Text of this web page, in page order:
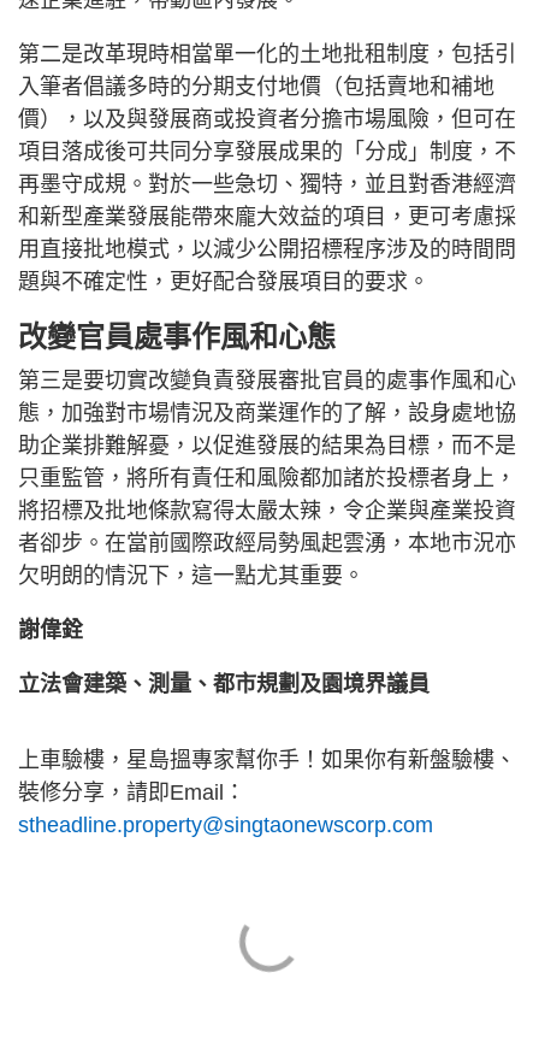
第二是改革現時相當單一化的土地批租制度，包括引
入筆者倡議多時的分期支付地價（包括賣地和補地
價），以及與發展商或投資者分擔市場風險，但可在
項目落成後可共同分享發展成果的「分成」制度，不
再墨守成規。對於一些急切、獨特，並且對香港經濟
和新型產業發展能帶來龐大效益的項目，更可考慮採
用直接批地模式，以減少公開招標程序涉及的時間問
題與不確定性，更好配合發展項目的要求。
改變官員處事作風和心態
第三是要切實改變負責發展審批官員的處事作風和心
態，加強對市場情況及商業運作的了解，設身處地協
助企業排難解憂，以促進發展的結果為目標，而不是
只重監管，將所有責任和風險都加諸於投標者身上，
將招標及批地條款寫得太嚴太辣，令企業與產業投資
者卻步。在當前國際政經局勢風起雲湧，本地市況亦
欠明朗的情況下，這一點尤其重要。
謝偉銓
立法會建築、測量、都市規劃及園境界議員
上車驗樓，星島搵專家幫你手！如果你有新盤驗樓、
裝修分享，請即Email：
stheadline.property@singtaonewscorp.com